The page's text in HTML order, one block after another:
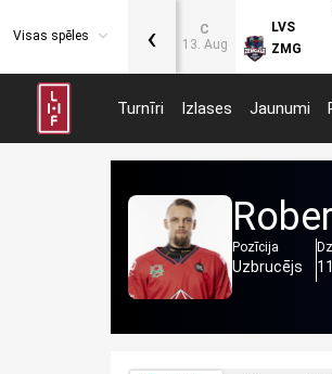
Visas spēles
C
13. Aug
LVS
ZMG
‹
Turnīri Izlases Jaunumi
Pozīcija
Uzbrucējs